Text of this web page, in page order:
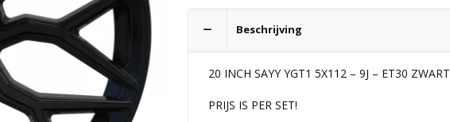
9J
ZWART
Beschrijving
20 INCH SAYY YGT1 5X112 – 9J – ET30 ZWART
PRIJS IS PER SET!